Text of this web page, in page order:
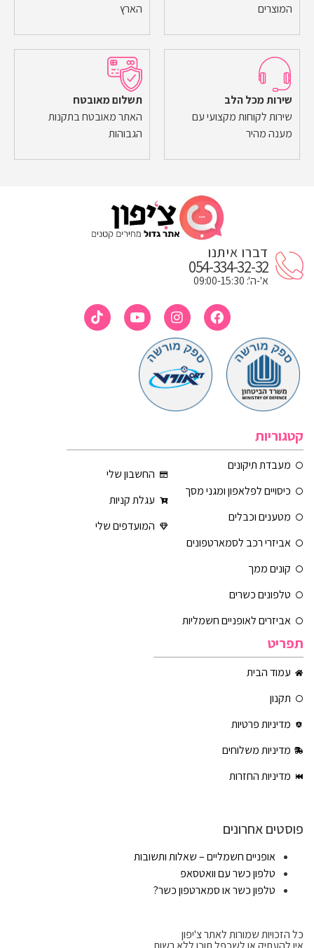
המוצרים
הארץ
שירות מכל הלב
שירות לקוחות מקצועי עם
מענה מהיר
תשלום מאובטח
האתר מאובטח בתקנות
הגבוהות
דברו איתנו
054-334-32-32
א'-ה': 09:00-15:30
קטגוריות
מעבדת תיקונים
כיסויים לפלאפון ומגני מסך
מטענים וכבלים
אביזרי רכב לסמארטפונים
קונים ממך
טלפונים כשרים
אביזרים לאופניים חשמליות
החשבון שלי
עגלת קניות
המועדפים שלי
תפריט
עמוד הבית
תקנון
מדיניות פרטיות
מדיניות משלוחים
מדיניות החזרות
פוסטים אחרונים
אופניים חשמליים – שאלות ותשובות
טלפון כשר עם וואטסאפ
טלפון כשר או סמארטפון כשר?
כל הזכויות שמורות לאתר צ'יפון